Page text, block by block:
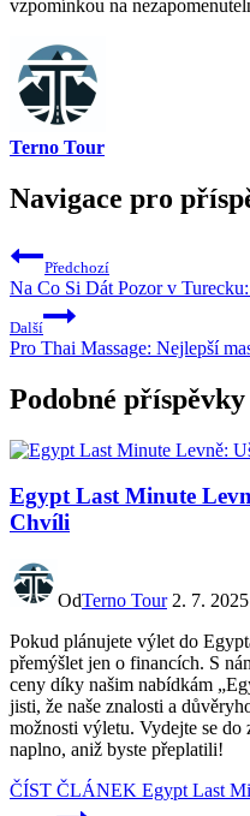
vzpomínkou na
Terno Tour
Navigace pro
Předchozí
Na Co Si Dát Pozor v
Další
Pro Thai Massage: Nejlepší
Podobné příspěvky
Egypt Last Minute
Chvíli
OdTerno Tour 2. 7. 2025
Pokud plánujete výlet do
přemýšlet jen o financích. S
ceny díky našim nabídkám
jisti, že naše znalosti a
možnosti výletu. Vydejte se do
naplno, aniž byste přeplatili!
ČÍST ČLÁNEK Egypt Last